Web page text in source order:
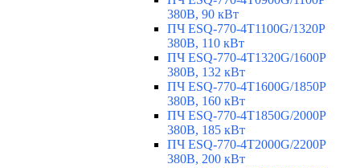
380В, 90 кВт
ПЧ ESQ-770-4T1100G/1320P
380В, 110 кВт
ПЧ ESQ-770-4T1320G/1600P
380В, 132 кВт
ПЧ ESQ-770-4T1600G/1850P
380В, 160 кВт
ПЧ ESQ-770-4T1850G/2000P
380В, 185 кВт
ПЧ ESQ-770-4T2000G/2200P
380В, 200 кВт